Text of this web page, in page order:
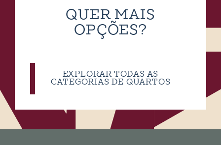
QUER MAIS
OPÇÕES?
EXPLORAR TODAS AS
CATEGORIAS DE QUARTOS